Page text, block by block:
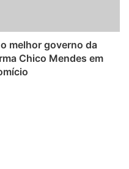
melhor governo da
Chico Mendes em